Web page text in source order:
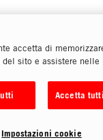
accetta di
sito e assistere
Accetta
Impostazioni cookie